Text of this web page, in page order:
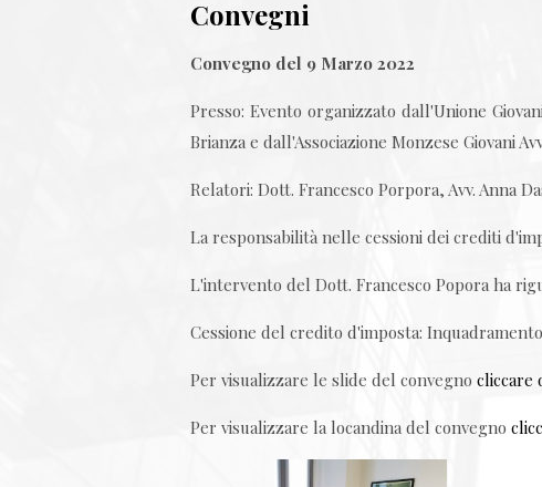
Convegni
Convegno del 9 Marzo 2022
Presso: Evento organizzato dall'Unione
Brianza e dall'Associazione Monzese Giovani
Relatori: Dott. Francesco Porpora, Avv. Anna
La responsabilità nelle cessioni dei crediti
L'intervento del Dott. Francesco Popora ha
Cessione del credito d'imposta:
Per visualizzare le slide del convegno cliccare
Per visualizzare la locandina del convegno